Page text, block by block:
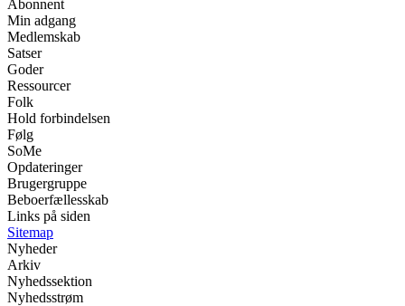
Abonnent
Min adgang
Medlemskab
Satser
Goder
Ressourcer
Folk
Hold forbindelsen
Følg
SoMe
Opdateringer
Brugergruppe
Beboerfællesskab
Links på siden
Sitemap
Nyheder
Arkiv
Nyhedssektion
Nyhedsstrøm